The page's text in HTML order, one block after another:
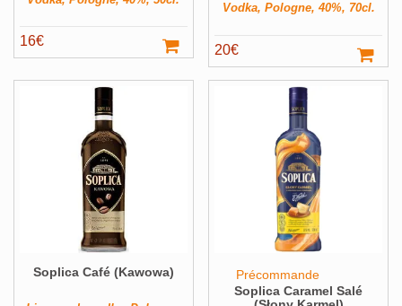
16€
Vodka, Pologne, 40%, 70cl.
20€
Soplica Café (Kawowa)
Précommande
Soplica Caramel Salé